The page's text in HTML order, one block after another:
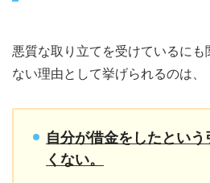
悪質な取り立てを受けているに
ない理由として挙げられるのは、
自分が借金をしたとい
くない。